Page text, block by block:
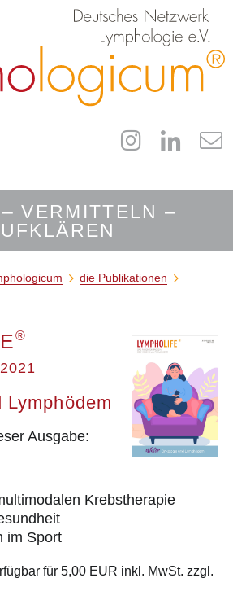
VERMITTELN –
 die Publikationen 
®
Lymphödem
Ausgabe:
Krebstherapie
im Sport
für 5,00 EUR inkl. MwSt. zzgl.